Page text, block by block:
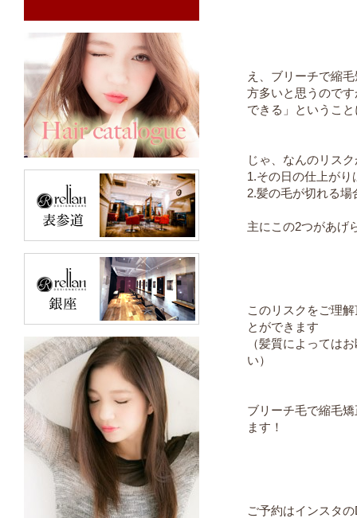
え、ブリーチで縮
方多いと思うので
できる」というこ
じゃ、なんのリス
1.その日の仕上が
2.髪の毛が切れる場
主にこの2つがあげ
このリスクをご理
とができます
（髪質によっては
い）
ブリーチ毛で縮毛
ます！
ご予約はインスタ